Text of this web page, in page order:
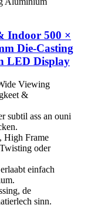
Indoor 500 ×
Die-Casting
LED Display
Viewing
&
subtil ass an ouni
High Frame
oder
einfach
de
sinn.